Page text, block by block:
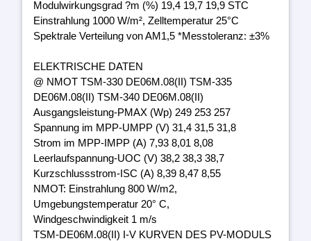
Modulwirkungsgrad ?m (%) 19,4 19,7 19,9 STC
Einstrahlung 1000 W/m², Zelltemperatur 25°C
Spektrale Verteilung von AM1,5 *Messtoleranz: ±3%
ELEKTRISCHE DATEN
@ NMOT TSM-330 DE06M.08(II) TSM-335
DE06M.08(II) TSM-340 DE06M.08(II)
Ausgangsleistung-PMAX (Wp) 249 253 257
Spannung im MPP-UMPP (V) 31,4 31,5 31,8
Strom im MPP-IMPP (A) 7,93 8,01 8,08
Leerlaufspannung-UOC (V) 38,2 38,3 38,7
Kurzschlussstrom-ISC (A) 8,39 8,47 8,55
NMOT: Einstrahlung 800 W/m2,
Umgebungstemperatur 20° C,
Windgeschwindigkeit 1 m/s
TSM-DE06M.08(II) I-V KURVEN DES PV-MODULS